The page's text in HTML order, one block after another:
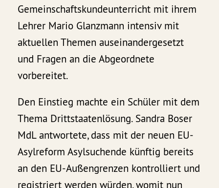
Gemeinschaftskundeunterricht mit ihrem
Lehrer Mario Glanzmann intensiv mit
aktuellen Themen auseinandergesetzt
und Fragen an die Abgeordnete
vorbereitet.
Den Einstieg machte ein Schüler mit dem
Thema Drittstaatenlösung. Sandra Boser
MdL antwortete, dass mit der neuen EU-
Asylreform Asylsuchende künftig bereits
an den EU-Außengrenzen kontrolliert und
registriert werden würden, womit nun